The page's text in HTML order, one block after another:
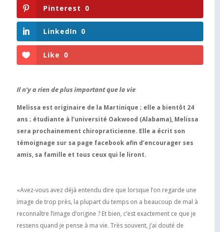
Pinterest 0
LinkedIn 0
Like 0
Il n’y a rien de plus important que la vie
Melissa est originaire de la Martinique ; elle a bientôt 24
ans ; étudiante à l’université Oakwood (Alabama), Melissa
sera prochainement chiropraticienne. Elle a écrit son
témoignage sur sa page facebook afin d’encourager ses
amis, sa famille et tous ceux qui le liront.
«Avez-vous avez déjà entendu dire que lorsque l’on regarde une
image de trop près, la plupart du temps on a beaucoup de mal à
reconnaître l’image d’origine ? Et bien, c’est exactement ce que je
ressens quand je pense à ma vie. Très souvent, j’ai douté de